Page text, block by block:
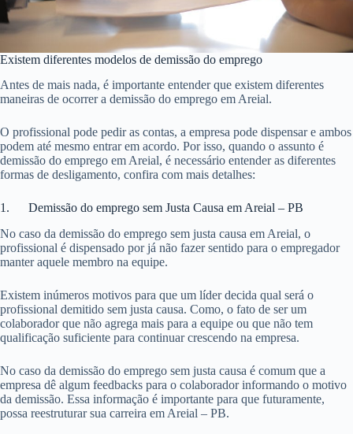
Existem diferentes modelos de demissão do emprego
Antes de mais nada, é importante entender que existem diferentes
maneiras de ocorrer a demissão do emprego em Areial.
O profissional pode pedir as contas, a empresa pode dispensar e ambos
podem até mesmo entrar em acordo. Por isso, quando o assunto é
demissão do emprego em Areial, é necessário entender as diferentes
formas de desligamento, confira com mais detalhes:
1. Demissão do emprego sem Justa Causa em Areial – PB
No caso da demissão do emprego sem justa causa em Areial, o
profissional é dispensado por já não fazer sentido para o empregador
manter aquele membro na equipe.
Existem inúmeros motivos para que um líder decida qual será o
profissional demitido sem justa causa. Como, o fato de ser um
colaborador que não agrega mais para a equipe ou que não tem
qualificação suficiente para continuar crescendo na empresa.
No caso da demissão do emprego sem justa causa é comum que a
empresa dê algum feedbacks para o colaborador informando o motivo
da demissão. Essa informação é importante para que futuramente,
possa reestruturar sua carreira em Areial – PB.